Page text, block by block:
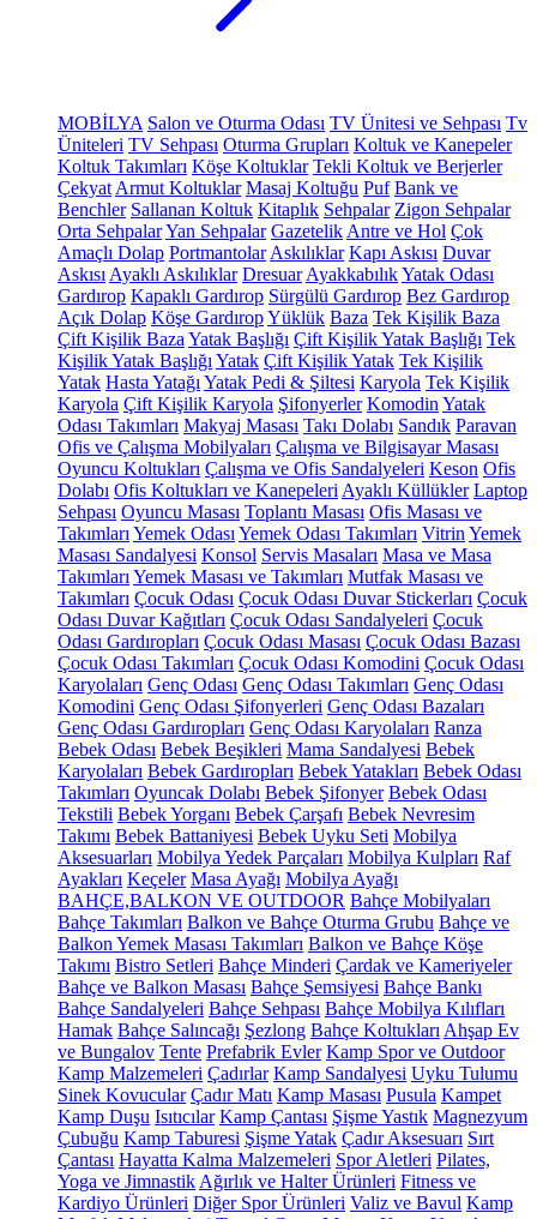
MOBİLYA Salon ve Oturma Odası TV Ünitesi ve Sehpası Tv
Üniteleri TV Sehpası Oturma Grupları Koltuk ve Kanepeler
Koltuk Takımları Köşe Koltuklar Tekli Koltuk ve Berjerler
Çekyat Armut Koltuklar Masaj Koltuğu Puf Bank ve
Benchler Sallanan Koltuk Kitaplık Sehpalar Zigon Sehpalar
Orta SehpalarYan Sehpalar Gazetelik Antre ve Hol Çok
Amaçlı Dolap Portmantolar Askılıklar Kapı Askısı Duvar
Askısı Ayaklı Askılıklar Dresuar AyakkabılıkYatak Odası
Gardırop Kapaklı Gardırop Sürgülü Gardırop Bez Gardırop
Açık Dolap Köşe GardıropYüklük Baza Tek Kişilik Baza
Çift Kişilik Baza Yatak Başlığı Çift Kişilik Yatak Başlığı Tek
Kişilik Yatak Başlığı Yatak Çift Kişilik Yatak Tek Kişilik
Yatak Hasta Yatağı Yatak Pedi & Şiltesi Karyola Tek Kişilik
Karyola Çift Kişilik Karyola Şifonyerler Komodin Yatak
Odası Takımları Makyaj Masası Takı Dolabı Sandık Paravan
Ofis ve Çalışma Mobilyaları Çalışma ve Bilgisayar Masası
Oyuncu Koltukları Çalışma ve Ofis Sandalyeleri Keson Ofis
Dolabı Ofis Koltukları ve Kanepeleri Ayaklı Küllükler Laptop
Sehpası Oyuncu Masası Toplantı Masası Ofis Masası ve
Takımları Yemek Odası Yemek Odası Takımları Vitrin Yemek
Masası Sandalyesi Konsol Servis Masaları Masa ve Masa
Takımları Yemek Masası ve Takımları Mutfak Masası ve
Takımları Çocuk Odası Çocuk Odası Duvar Stickerları Çocuk
Odası Duvar Kağıtları Çocuk Odası Sandalyeleri Çocuk
Odası Gardıropları Çocuk Odası Masası Çocuk Odası Bazası
Çocuk Odası Takımları Çocuk Odası Komodini Çocuk Odası
Karyolaları Genç Odası Genç Odası Takımları Genç Odası
Komodini Genç Odası Şifonyerleri Genç Odası Bazaları
Genç Odası Gardıropları Genç Odası Karyolaları Ranza
Bebek Odası Bebek Beşikleri Mama Sandalyesi Bebek
Karyolaları Bebek Gardıropları Bebek Yatakları Bebek Odası
Takımları Oyuncak Dolabı Bebek Şifonyer Bebek Odası
Tekstili Bebek Yorganı Bebek Çarşafı Bebek Nevresim
Takımı Bebek Battaniyesi Bebek Uyku Seti Mobilya
Aksesuarları Mobilya Yedek Parçaları Mobilya Kulpları Raf
Ayakları Keçeler Masa Ayağı Mobilya Ayağı
BAHÇE,BALKON VE OUTDOOR Bahçe Mobilyaları
Bahçe Takımları Balkon ve Bahçe Oturma Grubu Bahçe ve
Balkon Yemek Masası Takımları Balkon ve Bahçe Köşe
Takımı Bistro Setleri Bahçe Minderi Çardak ve Kameriyeler
Bahçe ve Balkon Masası Bahçe Şemsiyesi Bahçe Bankı
Bahçe Sandalyeleri Bahçe Sehpası Bahçe Mobilya Kılıfları
Hamak Bahçe Salıncağı Şezlong Bahçe Koltukları Ahşap Ev
ve Bungalov Tente Prefabrik Evler Kamp Spor ve Outdoor
Kamp Malzemeleri Çadırlar Kamp Sandalyesi Uyku Tulumu
Sinek Kovucular Çadır Matı Kamp Masası Pusula Kampet
Kamp Duşu Isıtıcılar Kamp Çantası Şişme Yastık Magnezyum
Çubuğu Kamp Taburesi Şişme Yatak Çadır Aksesuarı Sırt
Çantası Hayatta Kalma Malzemeleri Spor Aletleri Pilates,
Yoga ve Jimnastik Ağırlık ve Halter Ürünleri Fitness ve
Kardiyo Ürünleri Diğer Spor Ürünleri Valiz ve Bavul Kamp